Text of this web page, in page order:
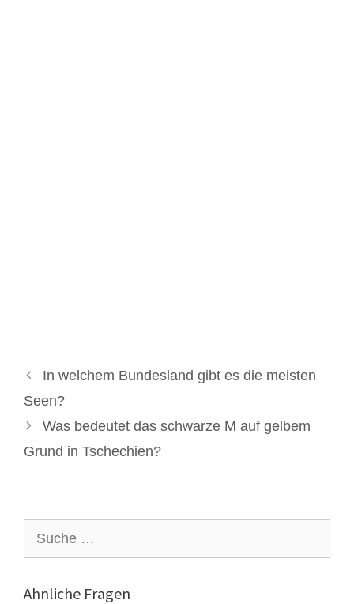
In welchem Bundesland gibt es die meisten
Seen?
Was bedeutet das schwarze M auf gelbem
Grund in Tschechien?
nach:
Ähnliche Fragen